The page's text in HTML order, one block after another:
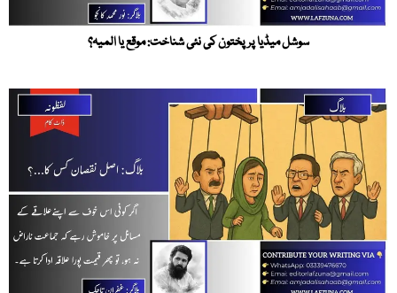
سوشل میڈیا پر پختون کی نئی شناخت: موقع یا المیہ؟